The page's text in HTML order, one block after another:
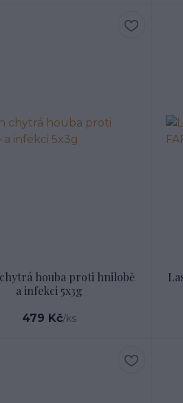
houba proti hnilobě
a infekci 5x3g
479 Kč/ks